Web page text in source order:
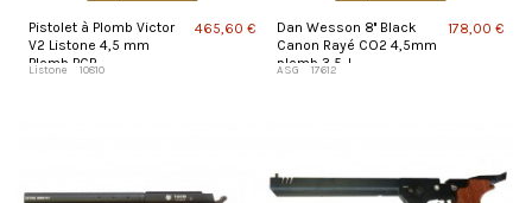
Pistolet à Plomb Victor
V2 Listone 4,5 mm
Plomb PCP
Listone 10810
465,60 €
Dan Wesson 8'' Black
Canon Rayé CO2 4,5mm
plomb 3,5 J
ASG 17612
178,00 €